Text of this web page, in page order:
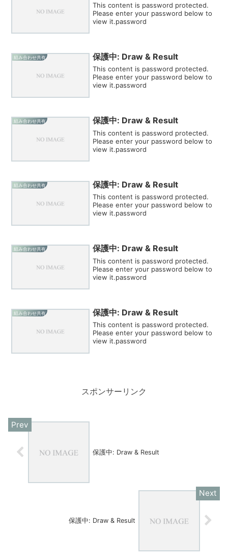
This content is password protected.
Please enter your password below to
view it.password
組み合わせ共有 保護中: Draw & Result
This content is password protected.
Please enter your password below to
view it.password
組み合わせ共有 保護中: Draw & Result
This content is password protected.
Please enter your password below to
view it.password
組み合わせ共有 保護中: Draw & Result
This content is password protected.
Please enter your password below to
view it.password
組み合わせ共有 保護中: Draw & Result
This content is password protected.
Please enter your password below to
view it.password
組み合わせ共有 保護中: Draw & Result
This content is password protected.
Please enter your password below to
view it.password
スポンサーリンク
保護中: Draw & Result
保護中: Draw & Result